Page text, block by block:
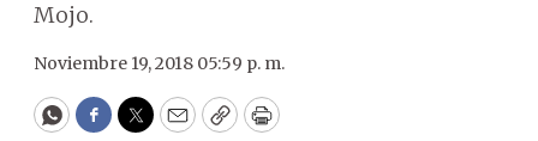
Mojo.
Noviembre 19, 2018 05:59 p. m.
WhatsApp
Facebook
Twitter
EmailCopyPrint